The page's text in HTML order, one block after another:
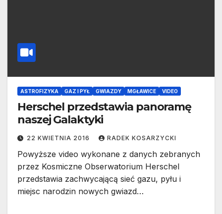
ASTROFIZYKA GAZ I PYŁ GWIAZDY MGŁAWICE VIDEO
Herschel przedstawia panoramę
naszej Galaktyki
22 KWIETNIA 2016 RADEK KOSARZYCKI
Powyższe video wykonane z danych zebranych
przez Kosmiczne Obserwatorium Herschel
przedstawia zachwycającą sieć gazu, pyłu i
miejsc narodzin nowych gwiazd…